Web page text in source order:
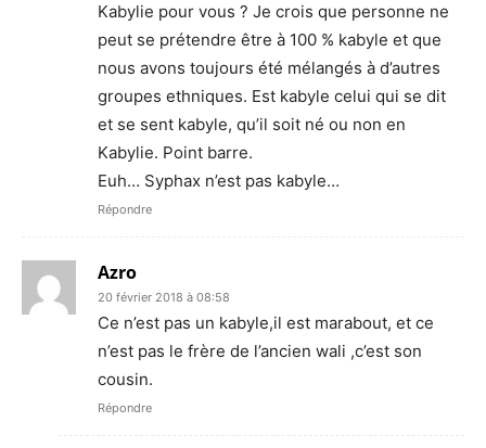
Kabylie pour vous ? Je crois que personne ne
peut se prétendre être à 100 % kabyle et que
nous avons toujours été mélangés à d’autres
groupes ethniques. Est kabyle celui qui se dit
et se sent kabyle, qu’il soit né ou non en
Kabylie. Point barre.
Euh… Syphax n’est pas kabyle…
Répondre
Azro
20 février 2018 à 08:58
Ce n’est pas un kabyle,il est marabout, et ce
n’est pas le frère de l’ancien wali ,c’est son
cousin.
Répondre